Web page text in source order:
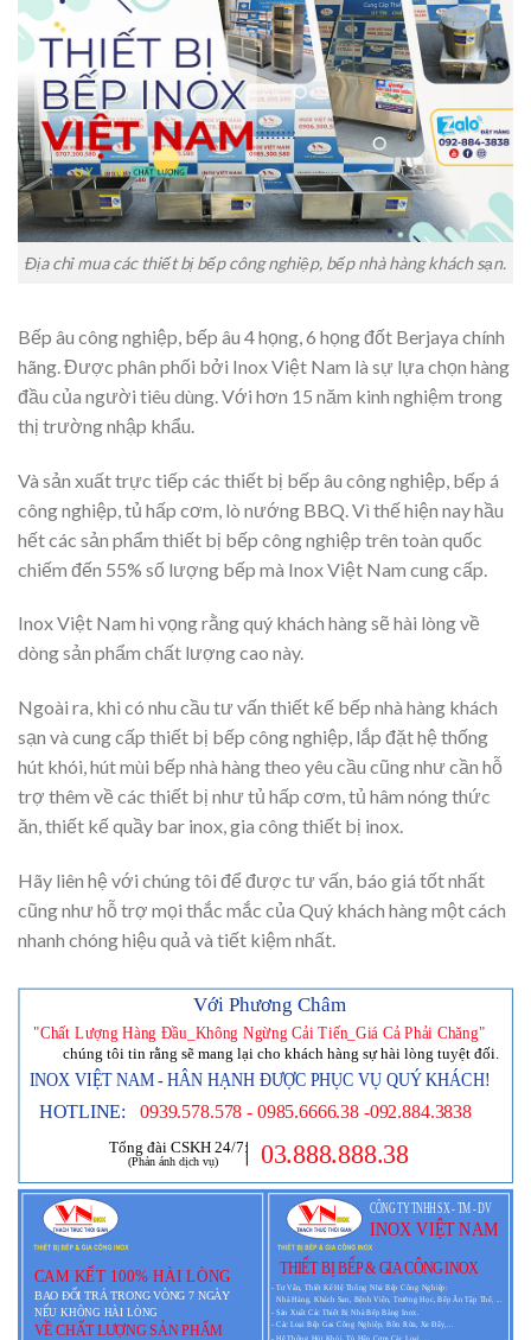
Địa chỉ mua các thiết bị bếp công nghiệp, bếp nhà hàng khách sạn.
Bếp âu công nghiệp, bếp âu 4 họng, 6 họng đốt Berjaya chính
hãng. Được phân phối bởi Inox Việt Nam là sự lựa chọn hàng
đầu của người tiêu dùng. Với hơn 15 năm kinh nghiệm trong
thị trường nhập khẩu.
Và sản xuất trực tiếp các thiết bị bếp âu công nghiệp, bếp á
công nghiệp, tủ hấp cơm, lò nướng BBQ. Vì thế hiện nay hầu
hết các sản phẩm thiết bị bếp công nghiệp trên toàn quốc
chiếm đến 55% số lượng bếp mà Inox Việt Nam cung cấp.
Inox Việt Nam hi vọng rằng quý khách hàng sẽ hài lòng về
dòng sản phẩm chất lượng cao này.
Ngoài ra, khi có nhu cầu tư vấn thiết kế bếp nhà hàng khách
sạn và cung cấp thiết bị bếp công nghiệp, lắp đặt hệ thống
hút khói, hút mùi bếp nhà hàng theo yêu cầu cũng như cần hỗ
trợ thêm về các thiết bị như tủ hấp cơm, tủ hâm nóng thức
ăn, thiết kế quầy bar inox, gia công thiết bị inox.
Hãy liên hệ với chúng tôi để được tư vấn, báo giá tốt nhất
cũng như hỗ trợ mọi thắc mắc của Quý khách hàng một cách
nhanh chóng hiệu quả và tiết kiệm nhất.